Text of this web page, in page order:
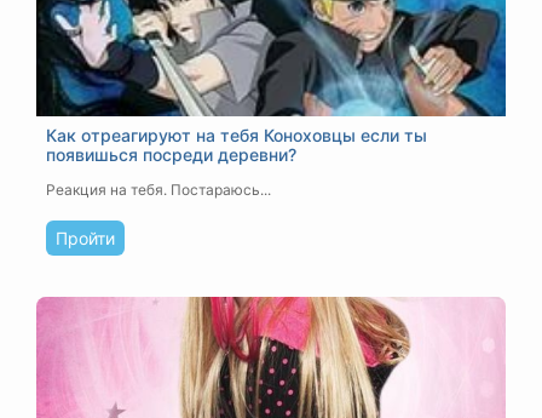
Как отреагируют на тебя Коноховцы если ты
появишься посреди деревни?
Реакция на тебя. Постараюсь...
Пройти